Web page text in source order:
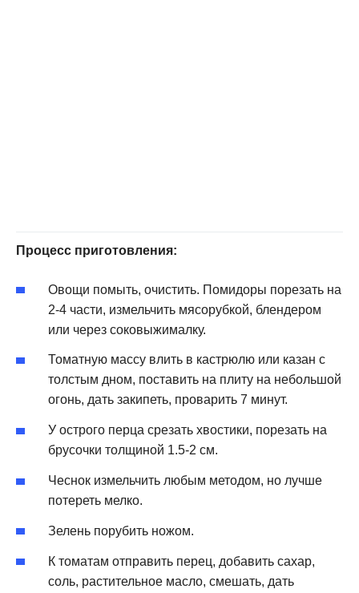
Процесс приготовления:
Овощи помыть, очистить. Помидоры порезать на
2-4 части, измельчить мясорубкой, блендером
или через соковыжималку.
Томатную массу влить в кастрюлю или казан с
толстым дном, поставить на плиту на небольшой
огонь, дать закипеть, проварить 7 минут.
У острого перца срезать хвостики, порезать на
брусочки толщиной 1.5-2 см.
Чеснок измельчить любым методом, но лучше
потереть мелко.
Зелень порубить ножом.
К томатам отправить перец, добавить сахар,
соль, растительное масло, смешать, дать